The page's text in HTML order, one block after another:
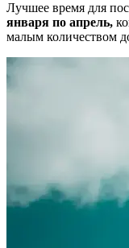
Лучшее время для
января по апрель,
малым количеством